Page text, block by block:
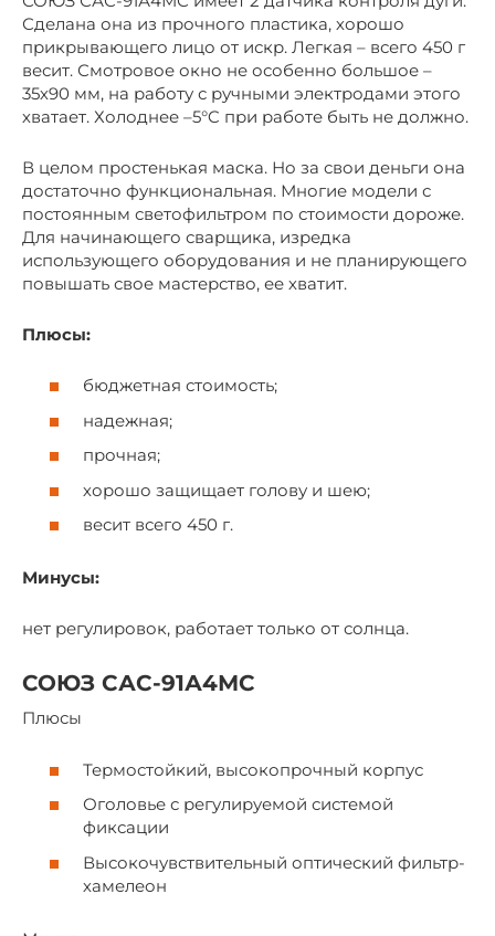
Сделана она из прочного пластика, хорошо
прикрывающего лицо от искр. Легкая – всего 450 г
весит. Смотровое окно не особенно большое –
35х90 мм, на работу с ручными электродами этого
хватает. Холоднее –5°C при работе быть не должно.
В целом простенькая маска. Но за свои деньги она
достаточно функциональная. Многие модели с
постоянным светофильтром по стоимости дороже.
Для начинающего сварщика, изредка
использующего оборудования и не планирующего
повышать свое мастерство, ее хватит.
Плюсы:
бюджетная стоимость;
надежная;
прочная;
хорошо защищает голову и шею;
весит всего 450 г.
Минусы:
нет регулировок, работает только от солнца.
СОЮЗ САС-91А4МС
Плюсы
Термостойкий, высокопрочный корпус
Оголовье с регулируемой системой
фиксации
Высокочувствительный оптический фильтр-
хамелеон